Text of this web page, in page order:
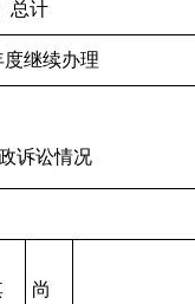
总计
度继续办理
诉讼情况
尚